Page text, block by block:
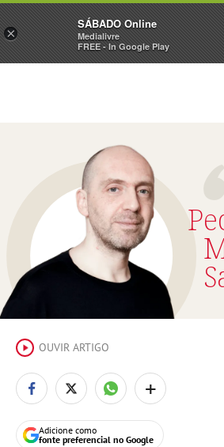
Sábado Assine
OUVIR ARTIGO
Adicione como
fonte preferencial no Google
+
×
SÁBADO Online
Medialivre
FREE - In Google Play